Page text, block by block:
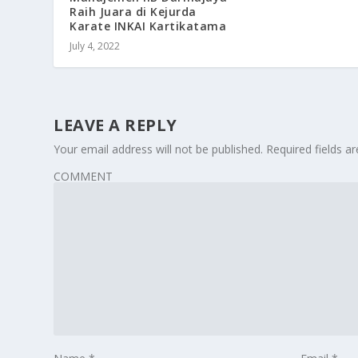
Raih Juara di Kejurda
Karate INKAI Kartikatama
July 4, 2022
LEAVE A REPLY
Your email address will not be published. Required fields
COMMENT